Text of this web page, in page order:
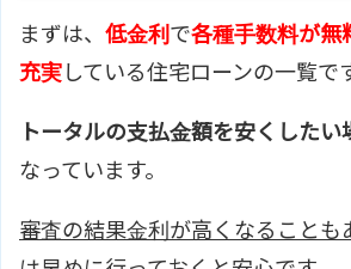
まずは、 低金利 で各種手数料が無
充実している住宅ローンの一覧で
トータルの支払金額を安くした
なっています。
審査の結果金利が高くなることも